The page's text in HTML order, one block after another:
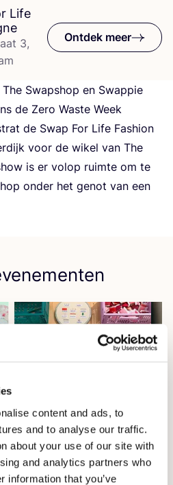
content and ads, to
and to analyse our traffic.
about your use of our site with
and analytics partners who
information that you’ve
Life
3,
Ontdek meer
Swap­shop en Swap­pie
de Zero Was­te Week
de Swap For Life Fas­hi­on
voor de wikel van The
is er vol­op ruim­te om te
onder het genot van een
borduren met